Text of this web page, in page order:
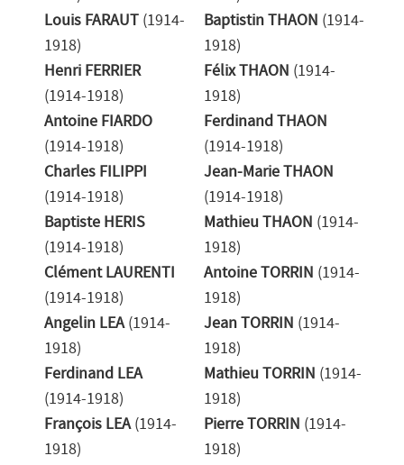
Louis FARAUT (1914-
1918)
Henri FERRIER
(1914-1918)
Antoine FIARDO
(1914-1918)
Charles FILIPPI
(1914-1918)
Baptiste HERIS
(1914-1918)
Clément LAURENTI
(1914-1918)
Angelin LEA(1914-
1918)
Ferdinand LEA
(1914-1918)
François LEA(1914-
1918)
Baptistin THAON (1914-
1918)
Félix THAON (1914-
1918)
Ferdinand THAON
(1914-1918)
Jean-Marie THAON
(1914-1918)
Mathieu THAON (1914-
1918)
Antoine TORRIN (1914-
1918)
Jean TORRIN (1914-
1918)
Mathieu TORRIN (1914-
1918)
Pierre TORRIN (1914-
1918)